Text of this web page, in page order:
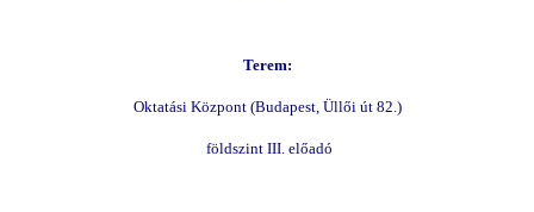
Terem:
Oktatási Központ (Budapest, Üllői út 82.)
földszint III. előadó